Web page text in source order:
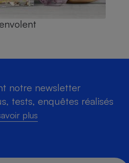
notre newsletter
tests, enquêtes réalisés
plus